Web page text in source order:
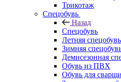
Трикотаж
Спецобувь
Назад
Спецобувь
Летняя спецобувь
Зимняя
Демисезонная
Обувь из ПВХ
Обувь для